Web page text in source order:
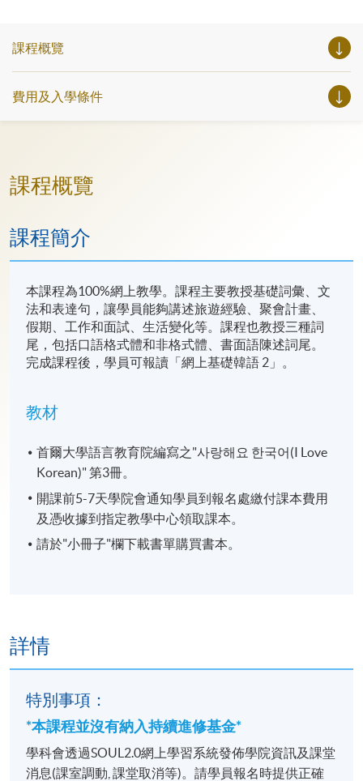
課程概覽
費用及入學條件
課程概覽
課程簡介
本課程為100%網上教學。課程主要教授基礎詞彙、文
法和表達句，讓學員能夠講述旅遊經驗、聚會計畫、
假期、工作和面試、生活變化等。課程也教授三種詞
尾，包括口語格式體和非格式體、書面語陳述詞尾。
完成課程後，學員可報讀「網上基礎韓語 2」。
教材
首爾大學語言教育院編寫之"사랑해요 한국어(I Love
Korean)" 第3冊。
開課前5-7天學院會通知學員到報名處繳付課本費用
及憑收據到指定教學中心領取課本。
請於"小冊子"欄下載書單購買書本。
詳情
特別事項：
*本課程並沒有納入持續進修基金*
學科會透過SOUL2.0網上學習系統發佈學院資訊及課堂
消息(課室調動, 課堂取消等)。請學員報名時提供正確